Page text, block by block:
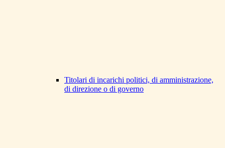
Titolari di incarichi politici, di amministrazione,
di direzione o di governo